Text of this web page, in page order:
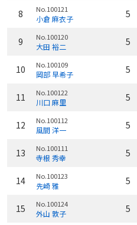
8 No.100121
小倉 麻衣子 5
9 No.100120
大田 裕二 5
10 No.100109
岡部 早希子 5
11 No.100122
川口 麻里 5
12 No.100112
風間 洋一 5
13 No.100111
寺根 秀幸 5
14 No.100123
先崎 雅 5
15 No.100124
外山 敦子 5